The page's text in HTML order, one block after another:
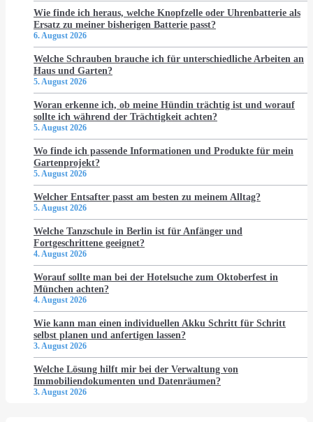
Wie finde ich heraus, welche Knopfzelle oder Uhrenbatterie als
Ersatz zu meiner bisherigen Batterie passt?
6. August 2026
Welche Schrauben brauche ich für unterschiedliche Arbeiten an
Haus und Garten?
5. August 2026
Woran erkenne ich, ob meine Hündin trächtig ist und worauf
sollte ich während der Trächtigkeit achten?
5. August 2026
Wo finde ich passende Informationen und Produkte für mein
Gartenprojekt?
5. August 2026
Welcher Entsafter passt am besten zu meinem Alltag?
5. August 2026
Welche Tanzschule in Berlin ist für Anfänger und
Fortgeschrittene geeignet?
4. August 2026
Worauf sollte man bei der Hotelsuche zum Oktoberfest in
München achten?
4. August 2026
Wie kann man einen individuellen Akku Schritt für Schritt
selbst planen und anfertigen lassen?
3. August 2026
Welche Lösung hilft mir bei der Verwaltung von
Immobiliendokumenten und Datenräumen?
3. August 2026